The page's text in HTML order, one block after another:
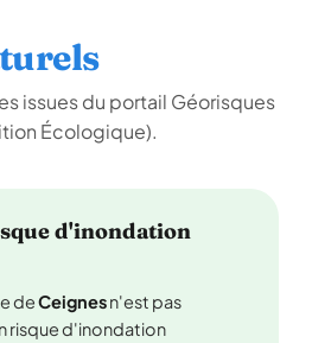
issues du portail Géorisques
Écologique).
d'inondation
deCeignesn'est pas
risque d'inondation